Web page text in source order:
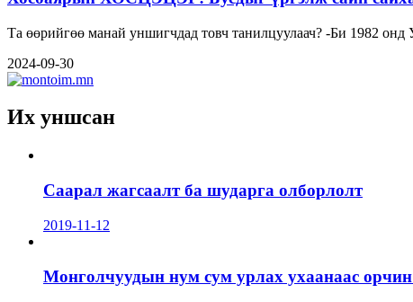
Та өөрийгөө манай
2024-09-30
Их уншсан
Саарал жагсаалт ба шударга олборлолт
2019-11-12
Монголчуудын нум сум урлах ухаанаас